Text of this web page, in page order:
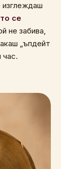
изглеждаш
се
не забива,
„ъпдейт
час.